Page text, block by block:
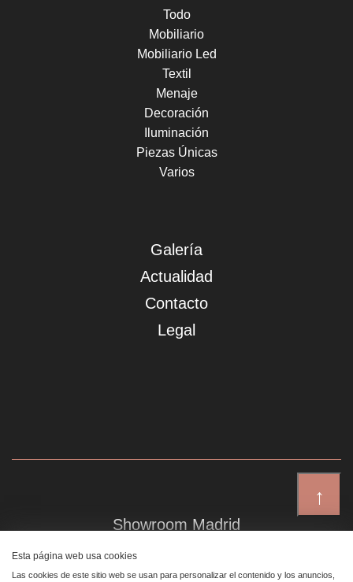
↑
Todo
Mobiliario
Mobiliario Led
Textil
Menaje
Decoración
Iluminación
Piezas Únicas
Varios
Galería
Actualidad
Contacto
Legal
Showroom Madrid
Plaza de Canalejas 6, 4 izq
Centro, 28014 Madrid
Esta página web usa cookies
Las cookies de este sitio web se usan para personalizar el contenido y los anuncios,